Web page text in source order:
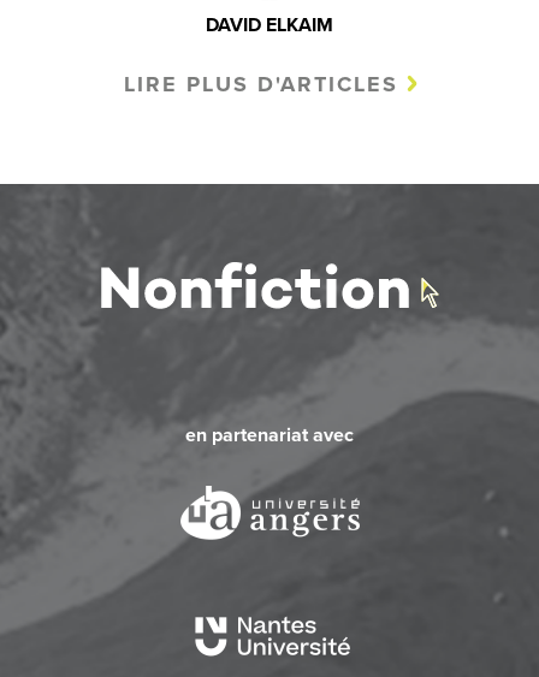
DAVID ELKAIM
LIRE PLUS D'ARTICLES
en partenariat avec